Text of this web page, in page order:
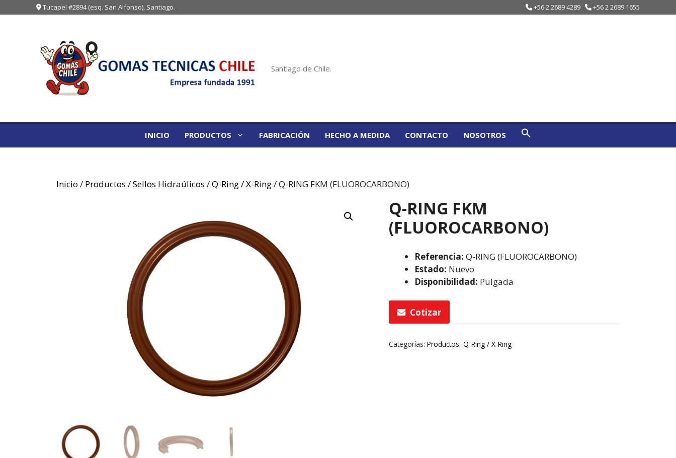
al
+56 2 2689 4289 +56 2 2689 1655
Tucapel #2894 (esq. San Alfonso), Santiago.
Santiago de Chile.
INICIO PRODUCTOS FABRICACIÓN HECHO A MEDIDA CONTACTO NOSOTROS
Inicio / Productos /Sellos Hidraúlicos /Q-Ring / X-Ring/ Q-RING FKM (FLUOROCARBONO)
Q-RING FKM
(FLUOROCARBONO)
Referencia: Q-RING (FLUOROCARBONO)
Estado: Nuevo
Disponibilidad: Pulgada
Cotizar
Categorías: Productos, Q-Ring / X-Ring